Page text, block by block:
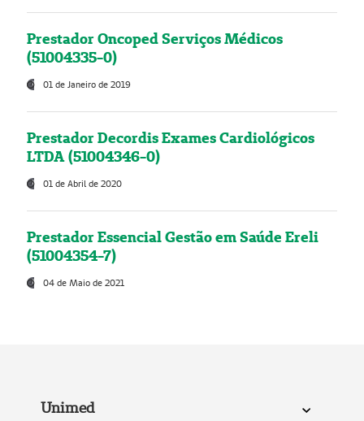
Prestador Oncoped Serviços Médicos
(51004335-0)
01 de Janeiro de 2019
Prestador Decordis Exames Cardiológicos
LTDA (51004346-0)
01 de Abril de 2020
Prestador Essencial Gestão em Saúde Ereli
(51004354-7)
04 de Maio de 2021
Unimed